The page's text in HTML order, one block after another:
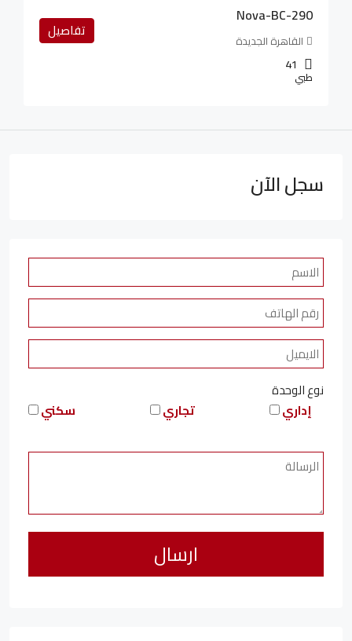
Nova-BC-290
القاهرة الجديدة
41
طبي
تفاصيل
سجل الآن
نوع الوحدة
سكني
تجاري إداري